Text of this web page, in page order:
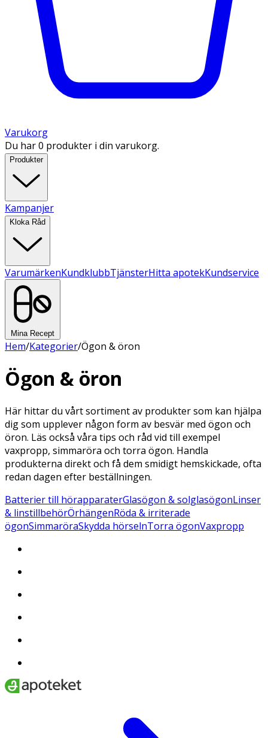
Varukorg
Du har 0 produkter i din varukorg.
Produkter
Kampanjer
Kloka Råd
VarumärkenKundklubbTjänsterHitta apotekKundservice
Mina Recept
Hem/Kategorier/Ögon & öron
Ögon & öron
Här hittar du vårt sortiment av produkter som kan hjälpa
dig som upplever någon form av besvär med ögon och
öron. Läs också våra tips och råd vid till exempel
vaxpropp, simmaröra och torra ögon. Handla
produkterna direkt och få dem smidigt hemskickade, ofta
redan dagen efter beställningen.
Batterier till hörapparaterGlasögon & solglasögonLinser
& linstillbehörÖrhängenRöda & irriterade
ögonSimmaröraSkydda hörselnTorra ögonVaxpropp